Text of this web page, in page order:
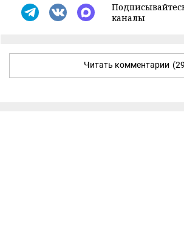
каналы
Читать комментарии